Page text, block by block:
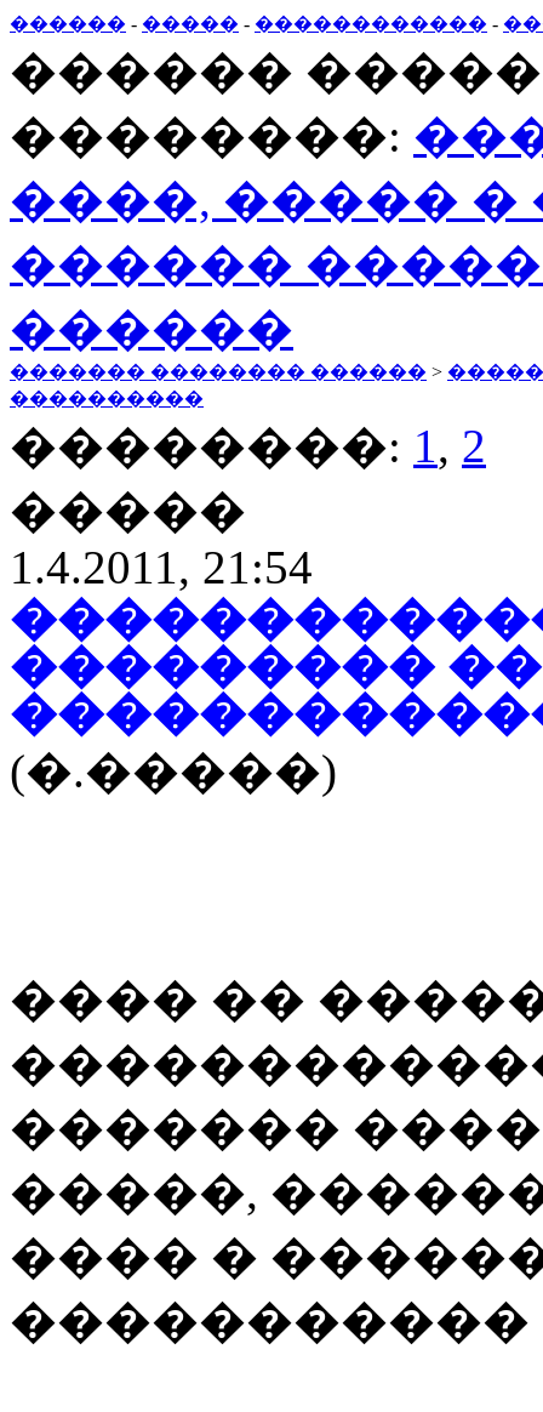
������ - ����� - ������������ -
������
��������:
����, ����� �
������
������
������� �������� ������ >
����������
��������: 1, 2
�����
1.4.2011, 21:54
���������
(�.�����)
���� ��
�������
�����,
���� �
�����������